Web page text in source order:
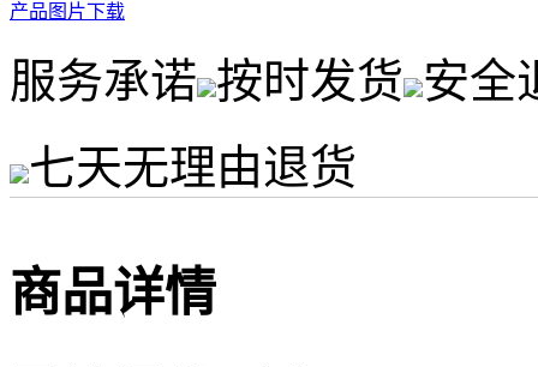
产品图片下载
服务承诺 按时发货 安全
七天无理由退货
商品详情